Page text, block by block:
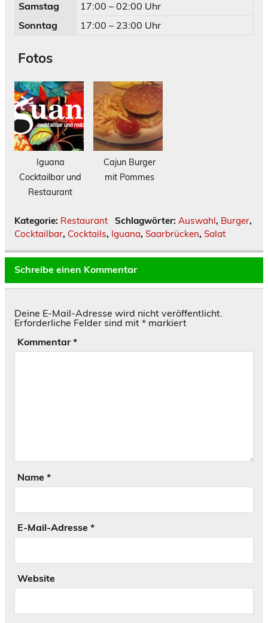
Samstag
17:00 – 02:00 Uhr
Sonntag
17:00 – 23:00 Uhr
Fotos
Iguana
Cocktailbar und
Restaurant
Cajun Burger
mit Pommes
Kategorie: Restaurant Schlagwörter: Auswahl, Burger,
Cocktailbar, Cocktails, Iguana, Saarbrücken, Salat
Schreibe einen Kommentar
Deine E-Mail-Adresse wird nicht veröffentlicht.
Erforderliche Felder sind mit * markiert
Kommentar*
Name *
E-Mail-Adresse *
Website